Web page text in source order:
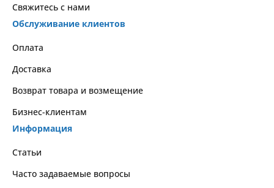
Свяжитесь с нами
Обслуживание клиентов
Оплата
Доставка
Возврат товара и возмещение
Бизнес-клиентам
Информация
Статьи
Часто задаваемые вопросы